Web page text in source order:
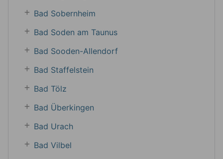
Bad Sobernheim
Bad Soden am Taunus
Bad Sooden-Allendorf
Bad Staffelstein
Bad Tölz
Bad Überkingen
Bad Urach
Bad Vilbel